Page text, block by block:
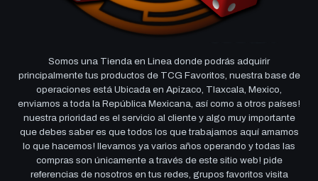
Somos una Tienda en Linea donde podrás adquirir
principalmente tus productos de TCG Favoritos, nuestra base de
operaciones está Ubicada en Apizaco, Tlaxcala, Mexico,
enviamos a toda la República Mexicana, así como a otros países!
nuestra prioridad es el servicio al cliente y algo muy importante
que debes saber es que todos los que trabajamos aquí amamos
lo que hacemos! llevamos ya varios años operando y todas las
compras son únicamente a través de este sitio web! pide
referencias de nosotros en tus redes, grupos favoritos visita